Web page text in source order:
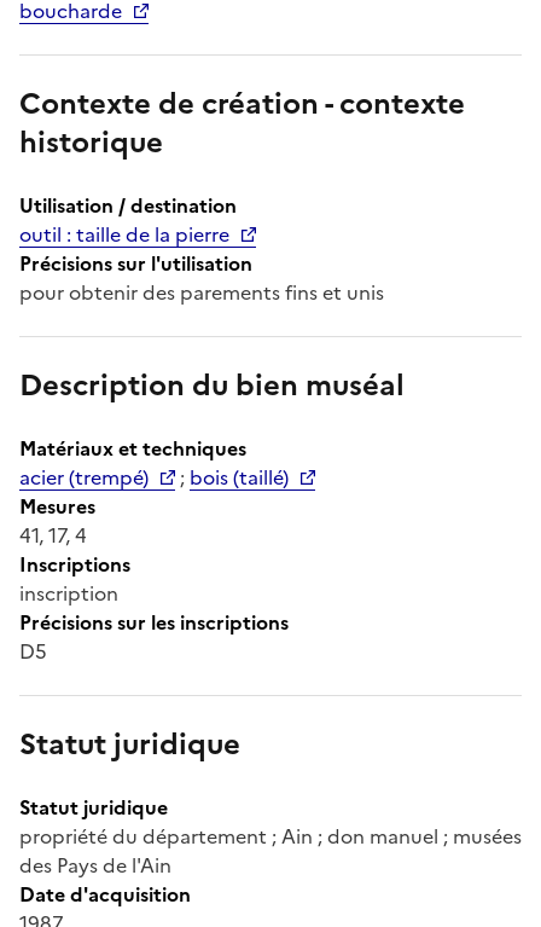
boucharde
Contexte de création - contexte
historique
Utilisation / destination
outil : taille de la pierre
Précisions sur l'utilisation
pour obtenir des parements fins et unis
Description du bien muséal
Matériaux et techniques
acier (trempé)
; bois (taillé)
Mesures
41, 17, 4
Inscriptions
inscription
Précisions sur les inscriptions
D5
Statut juridique
Statut juridique
propriété du département ; Ain ; don manuel ; musées
des Pays de l'Ain
Date d'acquisition